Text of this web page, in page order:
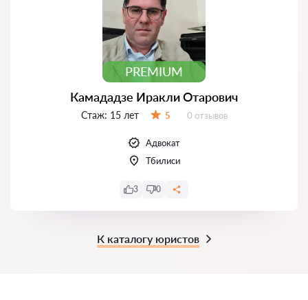
PREMIUM
Камададзе Иракли Отарович
Стаж: 15 лет 5 Отзывов:
0 отзывов
Адвокат
Тбилиси
3 0
К каталогу юристов